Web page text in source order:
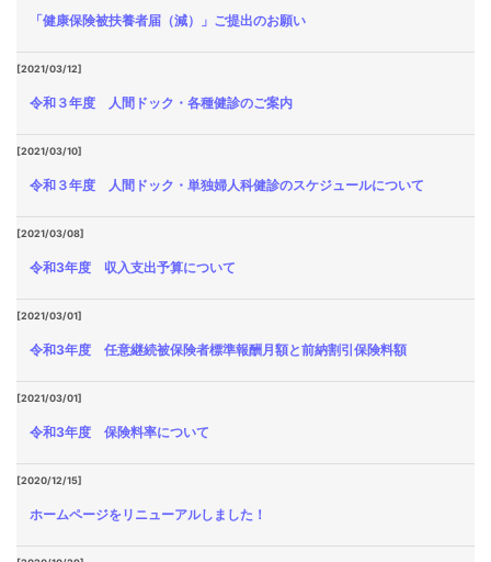
「健康保険被扶養者届（減）」ご提出のお願い
[2021/03/12]
令和３年度 人間ドック・各種健診のご案内
[2021/03/10]
令和３年度 人間ドック・単独婦人科健診のスケジュールについて
[2021/03/08]
令和3年度 収入支出予算について
[2021/03/01]
令和3年度 任意継続被保険者標準報酬月額と前納割引保険料額
[2021/03/01]
令和3年度 保険料率について
[2020/12/15]
ホームページをリニューアルしました！